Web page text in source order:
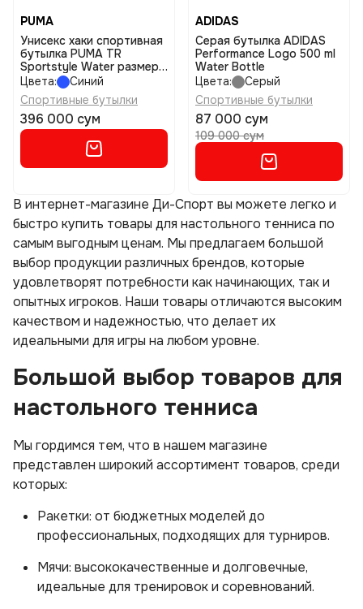
PUMA
Унисекс хаки спортивная
бутылка PUMA TR
Sportstyle Water размер
osfa
Цвета:
Синий
Спортивные бутылки
396 000 сум
ADIDAS
Серая бутылка ADIDAS
Performance Logo 500 ml
Water Bottle
Цвета:
Серый
Спортивные бутылки
87 000 сум
109 000 сум
В интернет-магазине Ди-Спорт вы можете легко и
быстро купить товары для настольного тенниса по
самым выгодным ценам. Мы предлагаем большой
выбор продукции различных брендов, которые
удовлетворят потребности как начинающих, так и
опытных игроков. Наши товары отличаются высоким
качеством и надежностью, что делает их
идеальными для игры на любом уровне.
Большой выбор товаров для
настольного тенниса
Мы гордимся тем, что в нашем магазине
представлен широкий ассортимент товаров, среди
которых:
Ракетки: от бюджетных моделей до
профессиональных, подходящих для турниров.
Мячи: высококачественные и долговечные,
идеальные для тренировок и соревнований.